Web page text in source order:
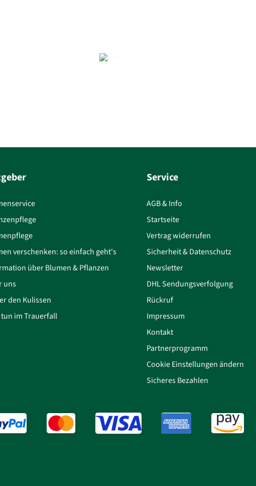
verschenken: so einfach geht's
über Blumen & Pflanzen
uns
den Kulissen
tun im Trauerfall
Service
AGB & Info
Startseite
Vertrag widerrufen
Sicherheit & Datenschutz
Newsletter
DHL Sendungsverfolgung
Rückruf
Impressum
Kontakt
Partnerprogramm
Cookie Einstellungen ändern
Sicheres Bezahlen